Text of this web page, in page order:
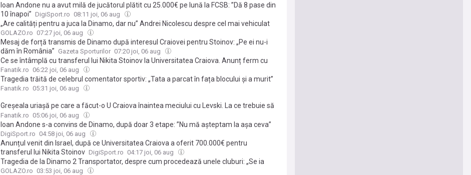
Ioan Andone nu a avut milă de jucătorul plătit cu 25.000€ pe lună la FCSB: ”Dă 8 pase din
10 înapoi” DigiSport.ro 08:11 joi, 06 aug
„Are calități pentru a juca la Dinamo, dar nu” Andrei Nicolescu despre cel mai vehiculat
nume + ce fotbaliști nu vor fi vânduți în Liga 1
GOLAZO.ro 07:27 joi, 06 aug
Mesaj de forță transmis de Dinamo după interesul Craiovei pentru Stoinov: „Pe ei nu-i
dăm în România” Gazeta Sporturilor 07:20 joi, 06 aug
Ce se întâmplă cu transferul lui Nikita Stoinov la Universitatea Craiova. Anunț ferm cu
doar câteva ore înaintea jocului din Europa League cu KuPS
Fanatik.ro 06:22 joi, 06 aug
Tragedia trăită de celebrul comentator sportiv: „Tata a parcat în fața blocului și a murit”
Fanatik.ro 05:31 joi, 06 aug
Greșeala uriașă pe care a făcut-o U Craiova înaintea meciului cu Levski. La ce trebuie să
fie atenți neapărat oltenii în dubla cu finlandezii de la KuPS
Fanatik.ro 05:06 joi, 06 aug
Ioan Andone s-a convins de Dinamo, după doar 3 etape: ”Nu mă așteptam la așa ceva”
DigiSport.ro 04:58 joi, 06 aug
Anunțul venit din Israel, după ce Universitatea Craiova a oferit 700.000€ pentru
transferul lui Nikita Stoinov DigiSport.ro 04:17 joi, 06 aug
Tragedia de la Dinamo 2 Transportator, despre cum procedează unele cluburi: „Se ia
prețul cel mai mic, nu se verifică suficient calitatea”
GOLAZO.ro 03:53 joi, 06 aug